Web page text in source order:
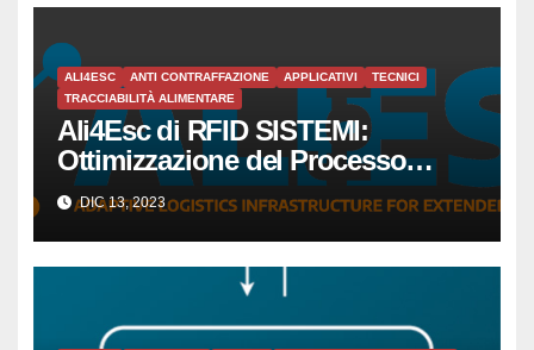
ALI4ESC ANTI CONTRAFFAZIONE APPLICATIVI
TECNICI
TRACCIABILITÀ ALIMENTARE
Ali4Esc di RFID SISTEMI:
Ottimizzazione del Processo
Produttivo per Piccole e Medie
Imprese tramite la Tecnologia
RFID
DIC 13, 2023